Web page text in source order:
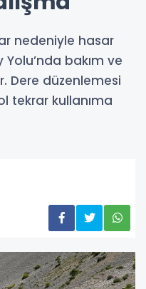
nedeniyle hasar
bakım ve
Dere düzenlemesi
tekrar kullanıma